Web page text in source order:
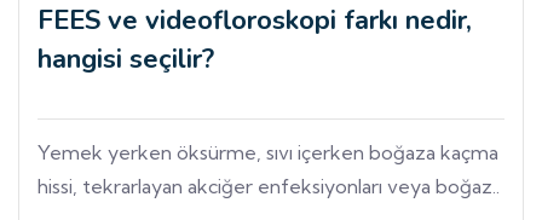
FEES ve videofloroskopi farkı nedir,
hangisi seçilir?
Yemek yerken öksürme, sıvı içerken boğaza kaçma
hissi, tekrarlayan akciğer enfeksiyonları veya boğaz..